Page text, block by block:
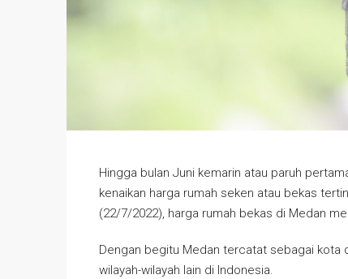
Hingga bulan Juni kemarin atau paruh
kenaikan harga rumah seken atau bekas
(22/7/2022), harga rumah bekas di Medan
Dengan begitu Medan tercatat sebagai kota
wilayah-wilayah lain di Indonesia.